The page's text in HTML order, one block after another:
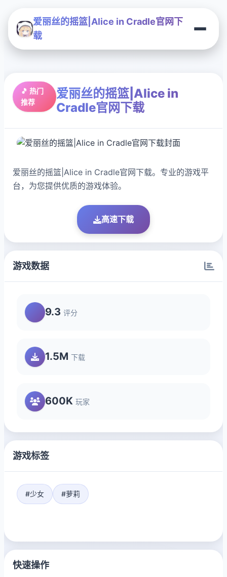
爱丽丝的摇篮|Alice in Cradle官网下
载
🎵 热门
推荐
爱丽丝的摇篮|Alice in
Cradle官网下载
爱丽丝的摇篮|Alice in Cradle官网下载。专业的游戏平
台，为您提供优质的游戏体验。
高速下载
游戏数据
9.3 评分
1.5M 下载
600K 玩家
游戏标签
#少女 #萝莉
快速操作